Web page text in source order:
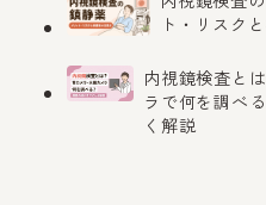
ト・リスク
内視鏡検査と
ラで何を調べ
く解説